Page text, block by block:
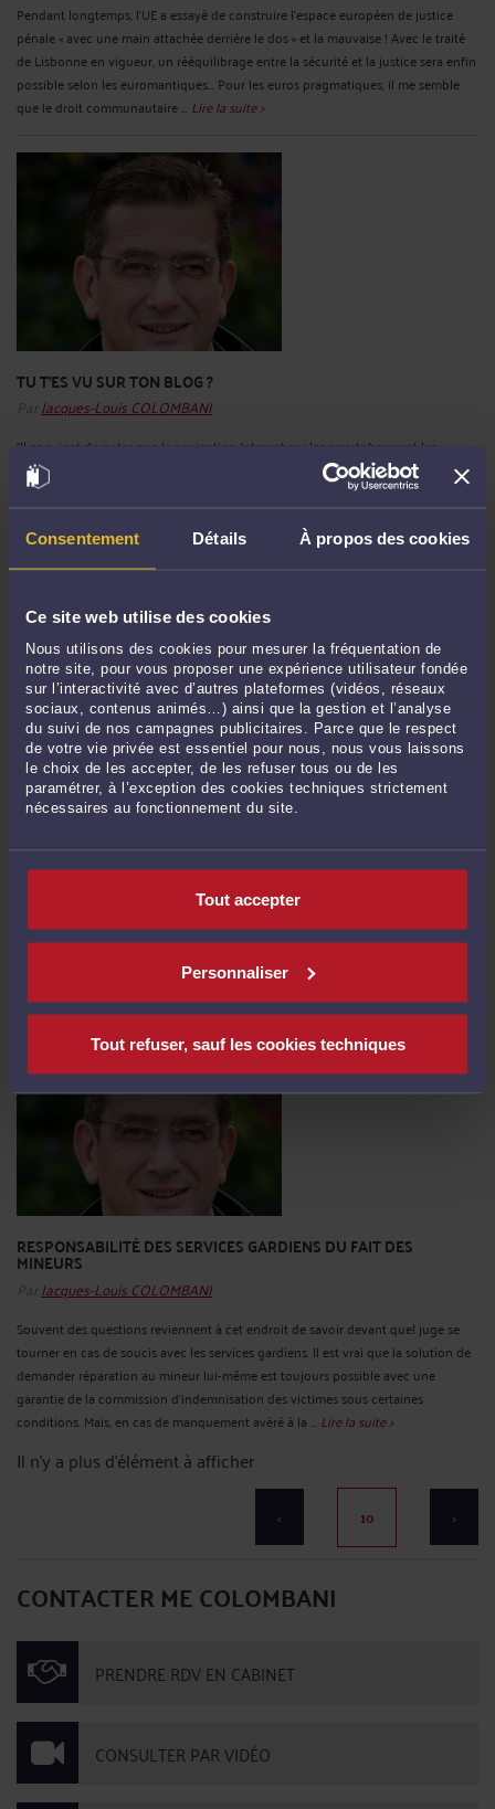
Consentement Détails À propos des cookies
Ce site web utilise des cookies
Nous utilisons des cookies pour mesurer la fréquentation de
notre site, pour vous proposer une expérience utilisateur fondée
sur l’interactivité avec d’autres plateformes (vidéos, réseaux
sociaux, contenus animés…) ainsi que la gestion et l’analyse
du suivi de nos campagnes publicitaires. Parce que le respect
de votre vie privée est essentiel pour nous, nous vous laissons
le choix de les accepter, de les refuser tous ou de les
paramétrer, à l’exception des cookies techniques strictement
nécessaires au fonctionnement du site.
Tout accepter
Personnaliser
Tout refuser, sauf les cookies techniques
Pendant longtemps, l'UE a essayé de construire l'espace européen de justice
pénale « avec une main attachée derrière le dos » et la mauvaise ! Avec le traité
de Lisbonne en vigueur, un rééquilibrage entre la sécurité et la justice sera enfin
possible selon les euromantiques... Pour les euros pragmatiques, il me semble
que le droit communautaire ... Lire la suite >
TU T'ES VU SUR TON BLOG ?
Par Jacques-Louis COLOMBANI
"Il convient de noter que la navigation Internet sur les smartphones et les
tablettes, via le wifi échappe à tout contrôle" Ainsi s'exprime Mme la défenseure
des droits de l'enfant dans son rapport sur internet et la protection des enfants...
Après s'être évertuée à tenir un discours qui se veut rassurant sur la cohérence
du droit, force et honnêteté ...
Lire la suite >
UN ACTE DE COURAGE DE LA PROFESSION!
LETTRE OUVERTE A MONSIEUR JEAN-YVES COQUILLAT PROCUREUR DE LA
REPUBLIQUE AU TRIBUNAL DE GRANDE INSTANCE DE GRENOBLE Editorial du
Président | 28 novembre 2012 Bâtonnier Christian Charrière-Bournazel Président
du Conseil national des barreaux "Monsieur le procureur de la République, Il
m'est rapporté que le 20 novembre 2012 Maître Estelle Santoni, ...
RESPONSABILITÉ DES SERVICES GARDIENS DU FAIT DES
MINEURS
Par Jacques-Louis COLOMBANI
Souvent des questions reviennent à cet endroit de savoir devant quel juge se
tourner en cas de soucis avec les services gardiens. Il est vrai que la solution de
demander réparation au mineur lui-même est toujours possible avec une
garantie de la commission d'indemnisation des victimes sous certaines
conditions. Mais, en cas de manquement avéré à la ... Lire la suite >
Il n'y a plus d'élément à afficher
< 10 >
CONTACTER ME COLOMBANI
PRENDRE RDV EN CABINET
CONSULTER PAR VIDÉO